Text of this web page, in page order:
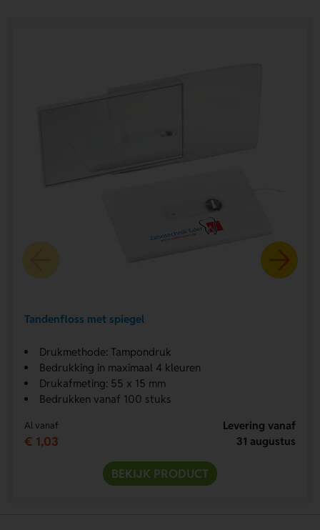
Tandenfloss met spiegel
Drukmethode: Tampondruk
Bedrukking in maximaal 4 kleuren
Drukafmeting: 55 x 15 mm
Bedrukken vanaf 100 stuks
Al vanaf
€ 1,03
Levering vanaf
31 augustus
BEKIJK PRODUCT